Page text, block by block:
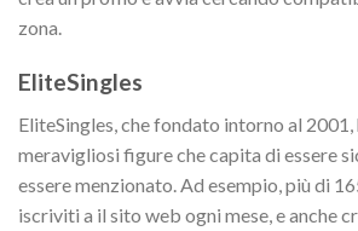
zona.
EliteSingles
EliteSingles, che fondato intorno al 2001,
meravigliosi figure che capita di essere
essere menzionato. Ad esempio, più di
iscriviti a il sito web ogni mese, e anche